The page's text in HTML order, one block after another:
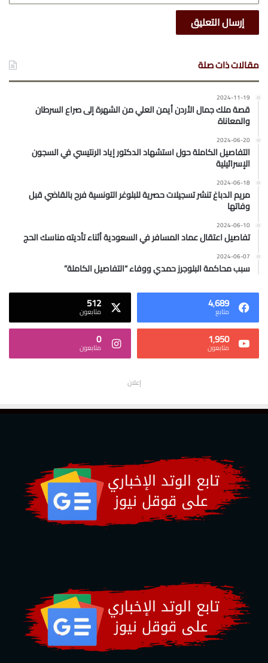
مقالات ذات صلة
2024-11-19
قصة ملك جمال الأردن أيمن العلي من الشهرة إلى صراع السرطان
والمعاناة
2024-06-20
التفاصيل الكاملة حول استشهاد الدكتور إياد الرنتيسي في السجون
الإسرائيلية
2024-06-18
مريم الدباغ تنشر تسجيلات حصرية للبلوغر التونسية فرح بالقاضي قبل
وفاتها
2024-06-10
تفاصيل اعتقال عماد المسافر في السعودية أثناء تأديته مناسك الحج
2024-06-07
سبب محاكمة البلوجرز حمدي ووفاء “التفاصيل الكاملة”
4٬689
متابع 512
متابعون
1٬950
متابعون 0
متابعون
إعلان